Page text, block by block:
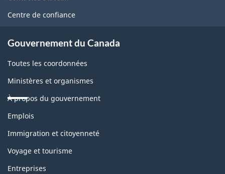
ce
Centre de confiance
Gouvernement du Canada
Toutes les coordonnées
Ministères et organismes
À propos du gouvernement
Thèmes
sujets
Emplois
Immigration et citoyenneté
Voyage et tourisme
Entreprises